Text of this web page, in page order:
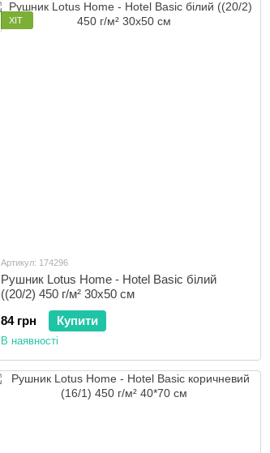
ХІТ
Артикул: 174296
Рушник Lotus Home - Hotel Basic білий
((20/2) 450 г/м² 30х50 см
84 грн
Купити
В наявності